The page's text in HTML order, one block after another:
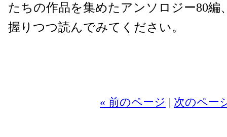
たちの作品を集めたアンソロジー80編
握りつつ読んでみてください。
« 前のページ | 次のペー